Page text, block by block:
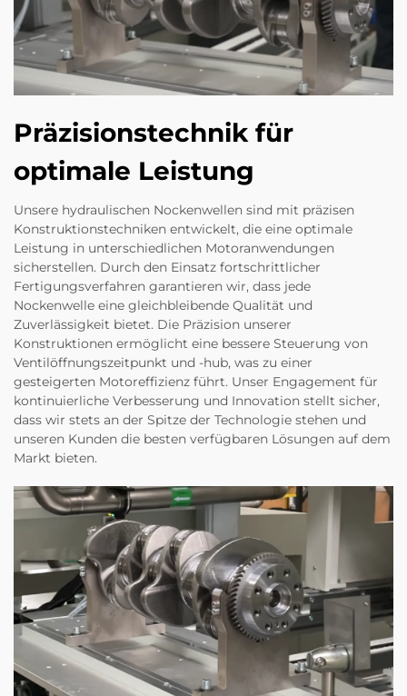
Präzisionstechnik für
optimale Leistung
Unsere hydraulischen Nockenwellen sind mit präzisen
Konstruktionstechniken entwickelt, die eine optimale
Leistung in unterschiedlichen Motoranwendungen
sicherstellen. Durch den Einsatz fortschrittlicher
Fertigungsverfahren garantieren wir, dass jede
Nockenwelle eine gleichbleibende Qualität und
Zuverlässigkeit bietet. Die Präzision unserer
Konstruktionen ermöglicht eine bessere Steuerung von
Ventilöffnungszeitpunkt und -hub, was zu einer
gesteigerten Motoreffizienz führt. Unser Engagement für
kontinuierliche Verbesserung und Innovation stellt sicher,
dass wir stets an der Spitze der Technologie stehen und
unseren Kunden die besten verfügbaren Lösungen auf dem
Markt bieten.